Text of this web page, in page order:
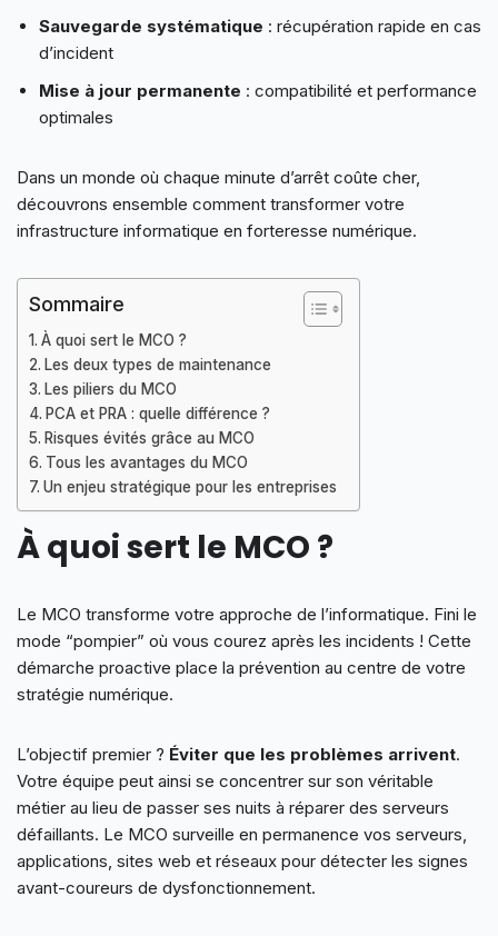
Sauvegarde systématique : récupération rapide en cas
d’incident
Mise à jour permanente : compatibilité et performance
optimales
Dans un monde où chaque minute d’arrêt coûte cher,
découvrons ensemble comment transformer votre
infrastructure informatique en forteresse numérique.
Sommaire
À quoi sert le MCO ?
Les deux types de maintenance
Les piliers du MCO
PCA et PRA : quelle différence ?
Risques évités grâce au MCO
Tous les avantages du MCO
Un enjeu stratégique pour les entreprises
À quoi sert le MCO ?
Le MCO transforme votre approche de l’informatique. Fini le
mode “pompier” où vous courez après les incidents ! Cette
démarche proactive place la prévention au centre de votre
stratégie numérique.
L’objectif premier ? Éviter que les problèmes arrivent.
Votre équipe peut ainsi se concentrer sur son véritable
métier au lieu de passer ses nuits à réparer des serveurs
défaillants. Le MCO surveille en permanence vos serveurs,
applications, sites web et réseaux pour détecter les signes
avant-coureurs de dysfonctionnement.